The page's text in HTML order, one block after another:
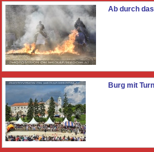
Ab durch
Burg mit